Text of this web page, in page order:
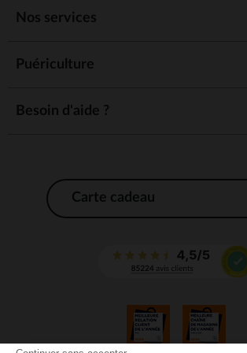
Nos services
Puériculture
Besoin d'aide ?
Carte cadeau